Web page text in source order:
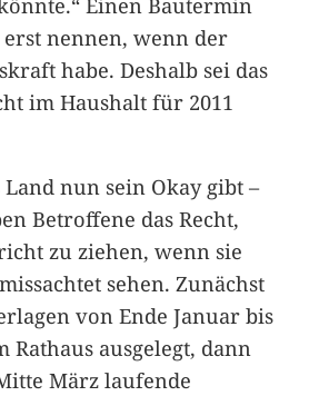
nennen, wenn der
habe. Deshalb sei das
im Haushalt für 2011
Land nun sein Okay gibt –
Betroffene das Recht,
zu ziehen, wenn sie
sehen. Zunächst
von Ende Januar bis
Rathaus ausgelegt, dann
März laufende